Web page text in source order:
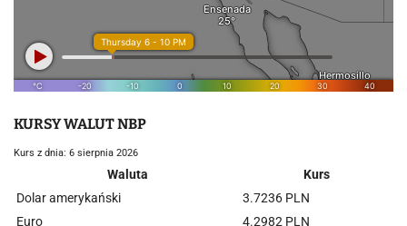
KURSY WALUT NBP
Kurs z dnia: 6 sierpnia 2026
Waluta
Kurs
Dolar amerykański
3.7236 PLN
Euro
4.2982 PLN